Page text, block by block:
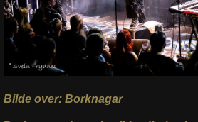
Bilde over: Borknagar